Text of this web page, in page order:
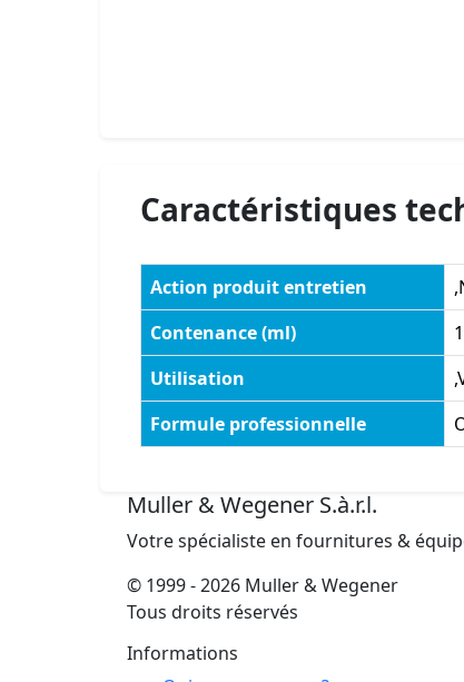
Caractéristiques
Action produit entretien
Contenance (ml)
Utilisation
Formule professionnelle
Muller & Wegener S.à.r.l.
Votre spécialiste en fournitures &
© 1999 - 2026 Muller & Wegener
Tous droits réservés
Informations